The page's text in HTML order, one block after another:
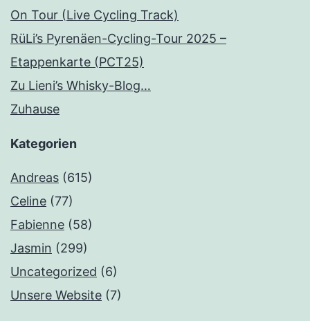
On Tour (Live Cycling Track)
RüLi’s Pyrenäen-Cycling-Tour 2025 –
Etappenkarte (PCT25)
Zu Lieni’s Whisky-Blog…
Zuhause
Kategorien
Andreas (615)
Celine (77)
Fabienne (58)
Jasmin (299)
Uncategorized (6)
Unsere Website (7)